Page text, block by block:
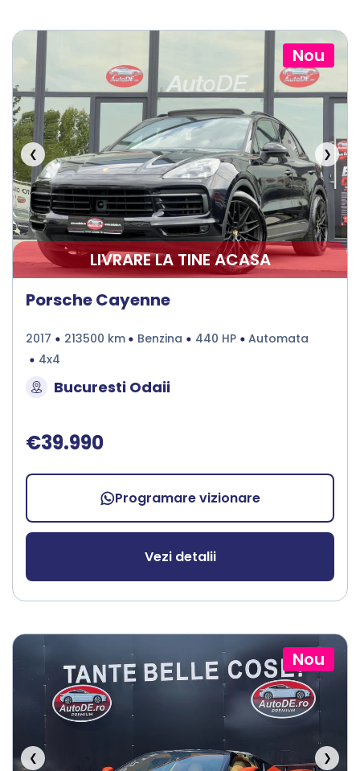
Nou
❮ ❯
LIVRARE LA TINE ACASA
Porsche Cayenne
2017 213500 km Benzina 440 HP
Automata
4x4
Bucuresti Odaii
€39.990
Programare vizionare
Vezi detalii
Nou
❮ ❯